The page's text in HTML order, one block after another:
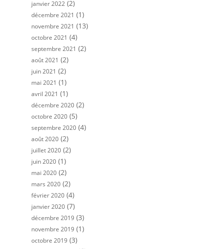
janvier 2022 (2)
décembre 2021 (1)
novembre 2021 (13)
octobre 2021 (4)
septembre 2021 (2)
août 2021 (2)
juin 2021 (2)
mai 2021 (1)
avril 2021 (1)
décembre 2020 (2)
octobre 2020 (5)
septembre 2020 (4)
août 2020 (2)
juillet 2020 (2)
juin 2020 (1)
mai 2020 (2)
mars 2020 (2)
février 2020 (4)
janvier 2020 (7)
décembre 2019 (3)
novembre 2019 (1)
octobre 2019 (3)